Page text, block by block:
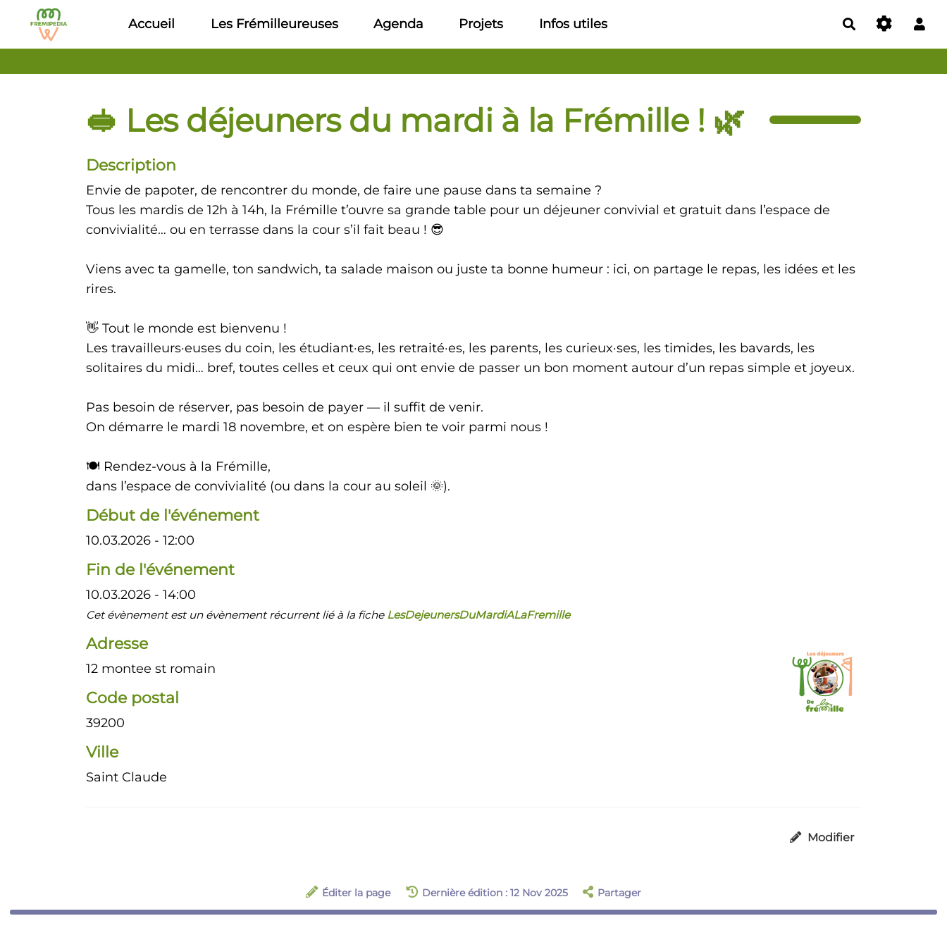
Aller au contenu principal
Accueil Les Frémilleureuses Agenda Projets Infos utiles Rechercher
🥪 Les déjeuners du mardi à la Frémille ! 🌿
Description
Envie de papoter, de rencontrer du monde, de faire une pause dans ta semaine ?
Tous les mardis de 12h à 14h, la Frémille t’ouvre sa grande table pour un déjeuner convivial et gratuit dans l’espace de
convivialité… ou en terrasse dans la cour s’il fait beau ! 😎
Viens avec ta gamelle, ton sandwich, ta salade maison ou juste ta bonne humeur : ici, on partage le repas, les idées et les
rires.
👋 Tout le monde est bienvenu !
Les travailleurs·euses du coin, les étudiant·es, les retraité·es, les parents, les curieux·ses, les timides, les bavards, les
solitaires du midi… bref, toutes celles et ceux qui ont envie de passer un bon moment autour d’un repas simple et joyeux.
Pas besoin de réserver, pas besoin de payer — il suffit de venir.
On démarre le mardi 18 novembre, et on espère bien te voir parmi nous !
🍽️ Rendez-vous à la Frémille,
dans l’espace de convivialité (ou dans la cour au soleil 🌞).
Début de l'événement
10.03.2026 - 12:00
Fin de l'événement
10.03.2026 - 14:00
Cet évènement est un évènement récurrent lié à la fiche LesDejeunersDuMardiALaFremille
Adresse
12 montee st romain
Code postal
39200
Ville
Saint Claude
Modifier
Éditer la page Dernière édition : 12 Nov 2025 Partager